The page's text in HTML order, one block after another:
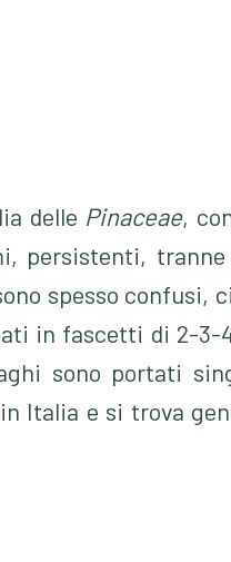
delle Pinaceae,
persistenti, tranne
spesso confusi,
in fascetti di 2-3-
sono portati
Italia e si trova
dalla